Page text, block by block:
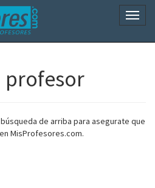
profesor
de arriba para asegurate que
MisProfesores.com.